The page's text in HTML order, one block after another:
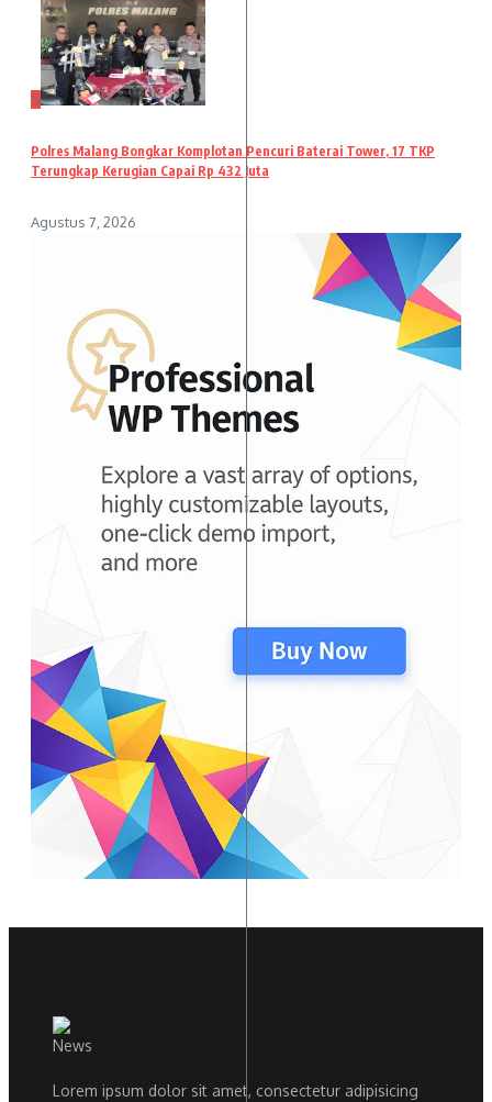
5
Polres Malang Bongkar Komplotan Pencuri Baterai Tower, 17 TKP
Terungkap Kerugian Capai Rp 432 Juta
Agustus 7, 2026
Lorem ipsum dolor sit amet, consectetur adipisicing